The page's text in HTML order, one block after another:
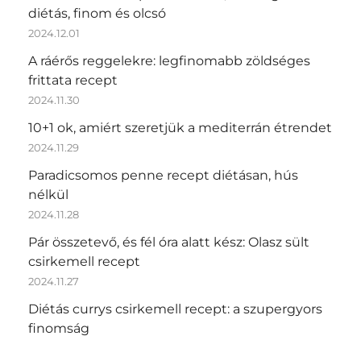
diétás, finom és olcsó
2024.12.01
A ráérős reggelekre: legfinomabb zöldséges
frittata recept
2024.11.30
10+1 ok, amiért szeretjük a mediterrán étrendet
2024.11.29
Paradicsomos penne recept diétásan, hús
nélkül
2024.11.28
Pár összetevő, és fél óra alatt kész: Olasz sült
csirkemell recept
2024.11.27
Diétás currys csirkemell recept: a szupergyors
finomság